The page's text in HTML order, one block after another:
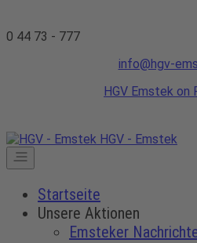
0 44 73 - 777
info@hgv-
HGV Emstek on
HGV - Emstek
Startseite
Unsere Aktionen
Emsteker